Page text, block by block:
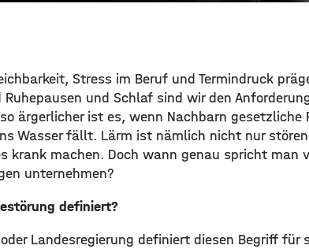
Stress im Beruf und Termindruck
und Schlaf sind wir den
ärgerlicher ist es, wenn Nachbarn gesetzliche
Wasser fällt. Lärm ist nämlich nicht nur
krank machen. Doch wann genau spricht man
unternehmen?
definiert?
Landesregierung definiert diesen Begriff